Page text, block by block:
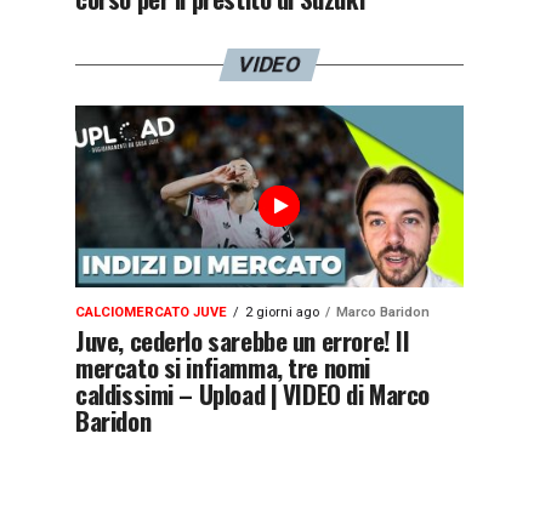
VIDEO
CALCIOMERCATO JUVE 2 giorni ago Marco Baridon
Juve, cederlo sarebbe un errore! Il
mercato si infiamma, tre nomi
caldissimi – Upload | VIDEO di Marco
Baridon